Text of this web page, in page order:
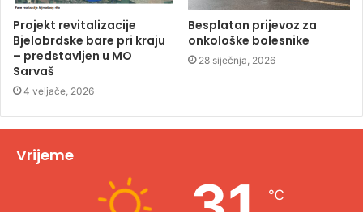
Projekt revitalizacije
Bjelobrdske bare pri kraju
– predstavljen u MO
Sarvaš
4 veljače, 2026
Besplatan prijevoz za
onkološke bolesnike
28 siječnja, 2026
Vrijeme
℃